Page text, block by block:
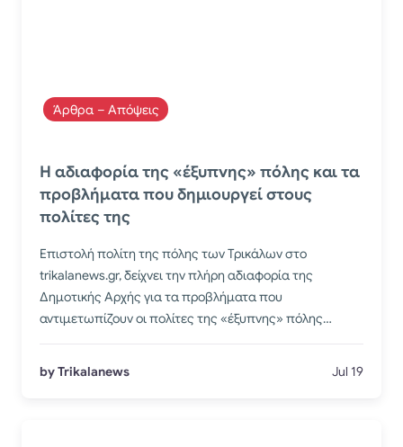
Άρθρα – Απόψεις
Η αδιαφορία της «έξυπνης» πόλης και τα
προβλήματα που δημιουργεί στους
πολίτες της
Επιστολή πολίτη της πόλης των Τρικάλων στο
trikalanews.gr, δείχνει την πλήρη αδιαφορία της
Δημοτικής Αρχής για τα προβλήματα που
αντιμετωπίζουν οι πολίτες της «έξυπνης» πόλης…
by Trikalanews Jul 19